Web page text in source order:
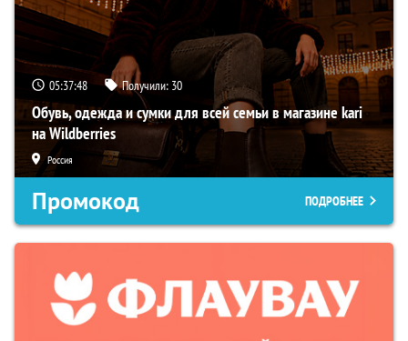
05:37:47 Получили: 30
Обувь, одежда и сумки для всей семьи в магазине kari
на Wildberries
Россия
Промокод ПОДРОБНЕЕ